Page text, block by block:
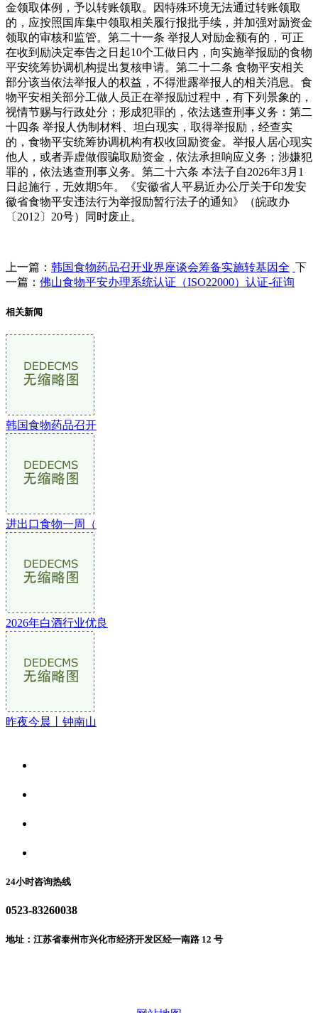
金领取体例，予以转账领取。因特殊环境无法通过转账领取
的，应按照国库集中领取相关履行报批手续，并加强对励资金
领取的审核和监管。第二十一条 举报人对励金额有的，可正
在收到励决定奉告之日起10个工做日内，向实施举报励的食物
平安统筹协调机构提出复核申请。第二十二条 食物平安相关
部分该当依法举报人的权益，不得泄露举报人的相关消息。食
物平安相关部分工做人员正在举报励过程中，有下列景象的，
视情节赐与行政处分；形成犯罪的，依法逃查刑事义务：第二
十四条 举报人伪制材料、坦白现实，取得举报励，经查实
的，食物平安统筹协调机构有权收回励资金。举报人居心现实
他人，或者弄虚做假骗取励资金，依法承担响应义务；涉嫌犯
罪的，依法逃查刑事义务。第二十六条 本法子自2026年3月1
日起施行，无效期5年。《安徽省人平易近办公厅关于印发安
徽省食物平安违法行为举报励暂行法子的通知》（皖政办
〔2012〕20号）同时废止。
上一篇： 韩国食物药品召开业界座谈会筹备实施转基因全 下
一篇： 佛山食物平安办理系统认证（ISO22000）认证-征询
相关新闻
韩国食物药品召开
进出口食物一周（
2026年白酒行业优良
昨夜今晨丨钟南山
24小时咨询热线
0523-83260038
地址：江苏省泰州市兴化市经济开发区经一南路 12 号